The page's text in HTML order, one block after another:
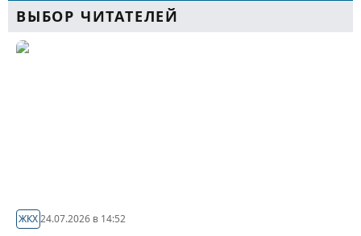
ВЫБОР ЧИТАТЕЛЕЙ
ЖКХ24.07.2026 в 14:52